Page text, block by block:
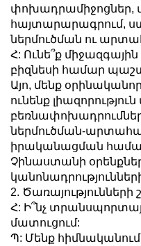
փոխադրամիջոցներ,
հայտարարագրում,
ներմուծման ու
Հ: Ունե՞ք
բիզնեսի համար
Այո, մենք
ունենք
ներմուծման-
իրականացման
Չինաստանի
2. Ծառայությունների
Հ: Ի՞նչ
մատուցում:
Պ: Մենք